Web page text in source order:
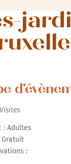
Visites
: Adultes
Gratuit
: